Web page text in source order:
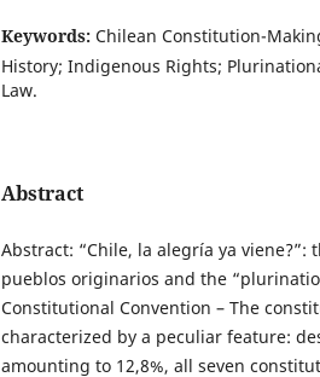
Keywords: Chilean Constitution-
History; Indigenous Rights;
Law.
Abstract
Abstract: “Chile, la alegría ya viene?”:
pueblos originarios and the
Constitutional Convention – The
characterized by a peculiar feature:
amounting to 12,8%, all seven